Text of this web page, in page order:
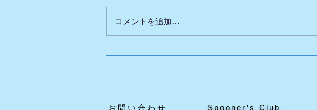
コメントを追加…
​お問い合わせ Spooner’s Club